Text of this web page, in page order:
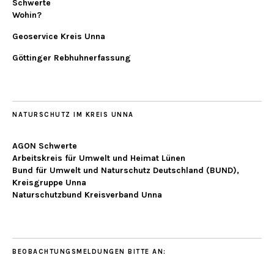
Schwerte
Wohin?
Geoservice Kreis Unna
Göttinger Rebhuhnerfassung
NATURSCHUTZ IM KREIS UNNA
AGON Schwerte
Arbeitskreis für Umwelt und Heimat Lünen
Bund für Umwelt und Naturschutz Deutschland (BUND),
Kreisgruppe Unna
Naturschutzbund Kreisverband Unna
BEOBACHTUNGSMELDUNGEN BITTE AN: